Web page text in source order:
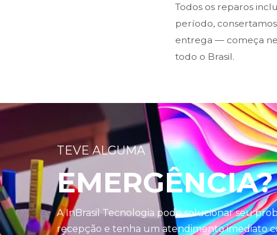
Todos os reparos
período,
entrega — começa
todo o Brasil.
TEVE ALGUMA
EMERGÊNCIA?
A InBrasil Tecnologia pode solucionar seu
recepção e tenha um atendimento imediato